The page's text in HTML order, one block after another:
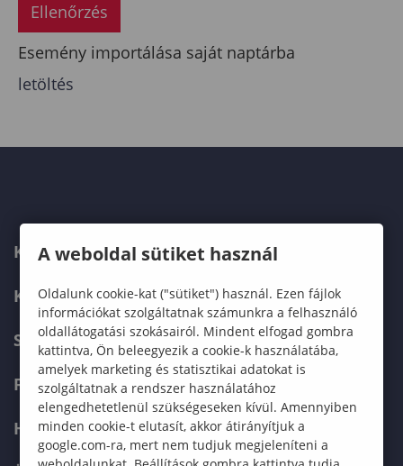
Ellenőrzés
Esemény importálása saját naptárba
letöltés
KAPCSOLAT
KÉPZÉSKERESŐ
SZERVEZETI FELÉPÍTÉS
FELVÉTELIZŐKNEK
HALLGATÓKNAK
A weboldal sütiket használ
Oldalunk cookie-kat ("sütiket") használ. Ezen fájlok
információkat szolgáltatnak számunkra a felhasználó
oldallátogatási szokásairól. Mindent elfogad gombra
kattintva, Ön beleegyezik a cookie-k használatába,
amelyek marketing és statisztikai adatokat is
szolgáltatnak a rendszer használatához
elengedhetetlenül szükségeseken kívül. Amennyiben
minden cookie-t elutasít, akkor átirányítjuk a
google.com-ra, mert nem tudjuk megjeleníteni a